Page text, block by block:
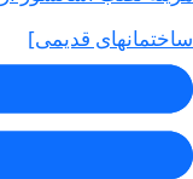
ساختمانهای قدیمی]